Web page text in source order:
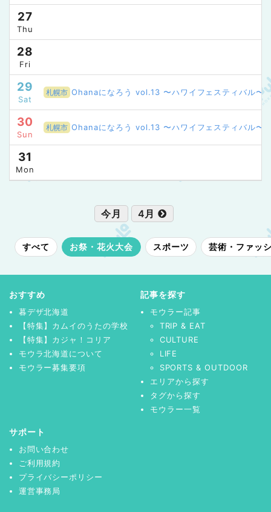
27
Thu
28
Fri
29
Sat
札幌市 Ohanaになろう vol.13 〜ハワイフェスティバル〜
30
Sun
札幌市 Ohanaになろう vol.13 〜ハワイフェスティバル〜
31
Mon
今月 4月
すべて お祭・花火大会 スポーツ 芸術・ファッ
おすすめ
暮デザ北海道
【特集】カムイのうたの学校
【特集】カジャ！コリア
モウラ北海道について
モウラー募集要項
記事を探す
モウラー記事
TRIP & EAT
CULTURE
LIFE
SPORTS & OUTDOOR
エリアから探す
タグから探す
モウラー一覧
サポート
お問い合わせ
ご利用規約
プライバシーポリシー
運営事務局